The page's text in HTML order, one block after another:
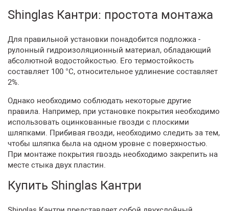
Shinglas Кантри: простота монтажа
Для правильной установки понадобится подложка -
рулонный гидроизоляционный материал, обладающий
абсолютной водостойкостью. Его термостойкость
составляет 100 °C, относительное удлинение составляет
2%.
Однако необходимо соблюдать некоторые другие
правила. Например, при установке покрытия необходимо
использовать оцинкованные гвозди с плоскими
шляпками. Прибивая гвозди, необходимо следить за тем,
чтобы шляпка была на одном уровне с поверхностью.
При монтаже покрытия гвоздь необходимо закрепить на
месте стыка двух пластин.
Купить Shinglas Кантри